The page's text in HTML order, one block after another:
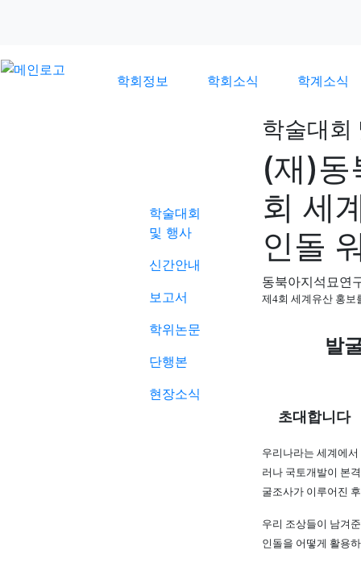
학회정보 학회소식 학계소식
학술대회
및 행사
신간안내
보고서
학위논문
단행본
현장소식
학술대회
(재)동
회 세
인돌
동북아지석묘연
제4회 세계유산 홍보
발
초대합니다
우리나라는 세계에
러나 국토개발이 본
굴조사가 이루어진
우리 조상들이 남겨
인돌을 어떻게 활용